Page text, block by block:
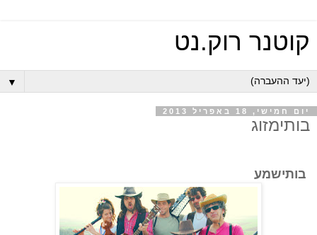
קוטנר רוק.נט
▼
יום חמישי, 18 באפריל 2013
בותימזוג
בותישמע